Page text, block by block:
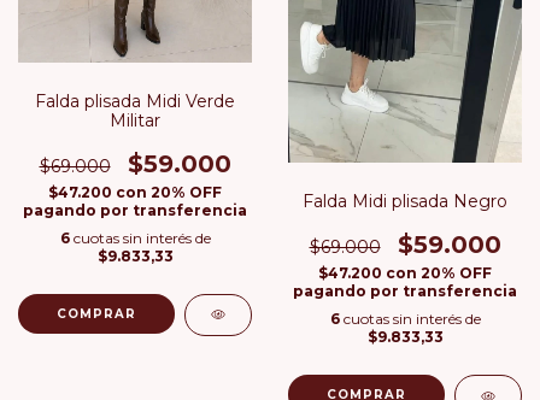
Falda plisada Midi Verde
Militar
$69.000 $59.000
$47.200 con 20% OFF
pagando por transferencia
6 cuotas sin interés de
$9.833,33
COMPRAR
Falda Midi plisada Negro
$69.000 $59.000
$47.200 con 20% OFF
pagando por transferencia
6 cuotas sin interés de
$9.833,33
COMPRAR